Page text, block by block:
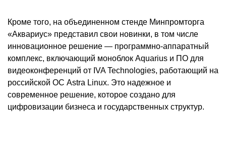
Кроме того, на объединенном стенде Минпромторга
«Аквариус» представил свои новинки, в том числе
инновационное решение — программно-аппаратный
комплекс, включающий моноблок Aquarius и ПО для
видеоконференций от IVA Technologies, работающий на
российской ОС Astra Linux. Это надежное и
современное решение, которое создано для
цифровизации бизнеса и государственных структур.